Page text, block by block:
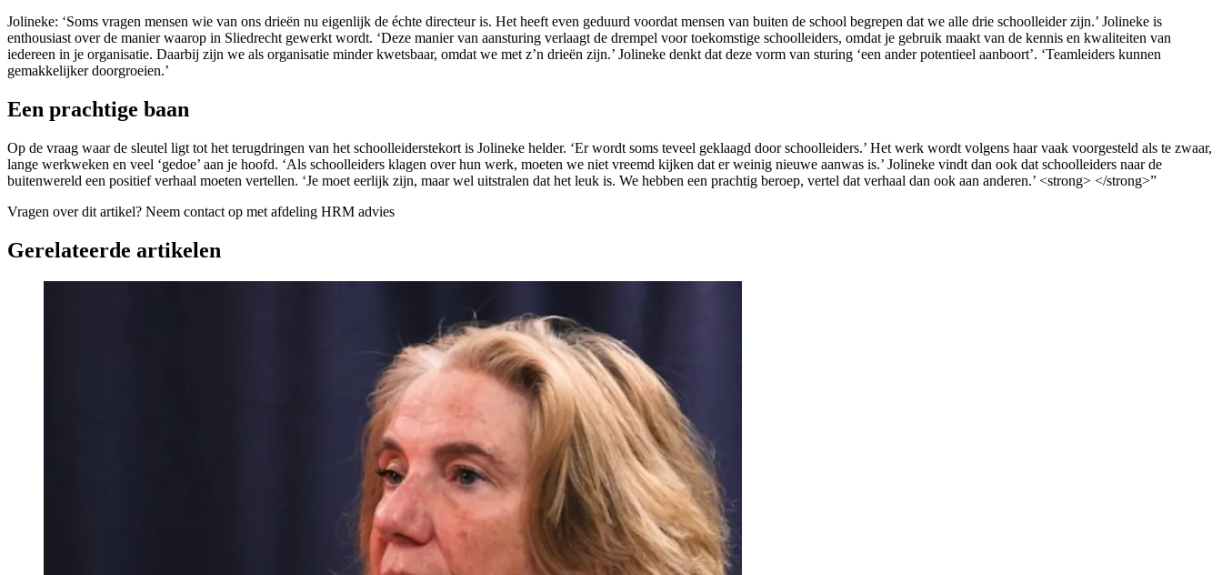
Jolineke: ‘Soms vragen mensen wie van ons drieën nu eigenlijk de échte directeur is. Het heeft even geduurd voordat mensen van buiten de school begrepen dat we alle drie schoolleider zijn.’ Jolineke is
enthousiast over de manier waarop in Sliedrecht gewerkt wordt. ‘Deze manier van aansturing verlaagt de drempel voor toekomstige schoolleiders, omdat je gebruik maakt van de kennis en kwaliteiten van
iedereen in je organisatie. Daarbij zijn we als organisatie minder kwetsbaar, omdat we met z’n drieën zijn.’ Jolineke denkt dat deze vorm van sturing ‘een ander potentieel aanboort’. ‘Teamleiders kunnen
gemakkelijker doorgroeien.’
Een prachtige baan
Op de vraag waar de sleutel ligt tot het terugdringen van het schoolleiderstekort is Jolineke helder. ‘Er wordt soms teveel geklaagd door schoolleiders.’ Het werk wordt volgens haar vaak voorgesteld als te zwaar,
lange werkweken en veel ‘gedoe’ aan je hoofd. ‘Als schoolleiders klagen over hun werk, moeten we niet vreemd kijken dat er weinig nieuwe aanwas is.’ Jolineke vindt dan ook dat schoolleiders naar de
buitenwereld een positief verhaal moeten vertellen. ‘Je moet eerlijk zijn, maar wel uitstralen dat het leuk is. We hebben een prachtig beroep, vertel dat verhaal dan ook aan anderen.’ <strong> </strong>”
Vragen over dit artikel? Neem contact op met afdeling HRM advies
Gerelateerde artikelen